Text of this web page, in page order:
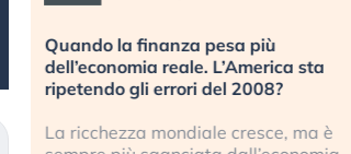
Quando la finanza pesa più
dell’economia reale. L’America sta
ripetendo gli errori del 2008?
La ricchezza mondiale cresce, ma è